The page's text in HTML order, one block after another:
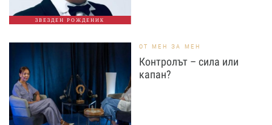
ЗВЕЗДЕН РОЖДЕНИК
ОТ МЕН ЗА МЕН
Контролът – сила или
капан?